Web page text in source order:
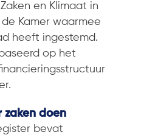
en Klimaat in
Kamer waarmee
heeft ingestemd.
op het
zaken doen
bevat